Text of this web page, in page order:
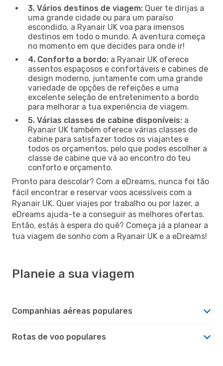
3. Vários destinos de viagem: Quer te dirijas a
uma grande cidade ou para um paraíso
escondido, a Ryanair UK voa para imensos
destinos em todo o mundo. A aventura começa
no momento em que decides para onde ir!
4. Conforto a bordo: a Ryanair UK oferece
assentos espaçosos e confortáveis e cabines de
design moderno, juntamente com uma grande
variedade de opções de refeições e uma
excelente seleção de entretenimento a bordo
para melhorar a tua experiência de viagem.
5. Várias classes de cabine disponíveis: a
Ryanair UK também oferece várias classes de
cabine para satisfazer todos os viajantes e
todos os orçamentos, pelo que podes escolher a
classe de cabine que vá ao encontro do teu
conforto e orçamento.
Pronto para descolar? Com a eDreams, nunca foi tão
fácil encontrar e reservar voos acessíveis com a
Ryanair UK. Quer viajes por trabalho ou por lazer, a
eDreams ajuda-te a conseguir as melhores ofertas.
Então, estás à espera do quê? Começa já a planear a
tua viagem de sonho com a Ryanair UK e a eDreams!
Planeie a sua viagem
Companhias aéreas populares
Rotas de voo populares